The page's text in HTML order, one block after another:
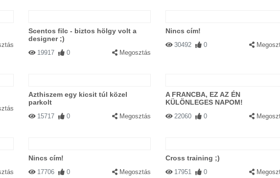
Scentos filc - biztos hölgy volt a
designer ;)
19917 0 Megosztás
Nincs cím!
30492 0
Azthiszem egy kicsit túl közel
parkolt
15717 0 Megosztás
A FRANCBA, EZ AZ ÉN
KÜLÖNLEGES NAPOM!
22060 0
Nincs cím!
17706 0 Megosztás
Cross training ;)
17951 0